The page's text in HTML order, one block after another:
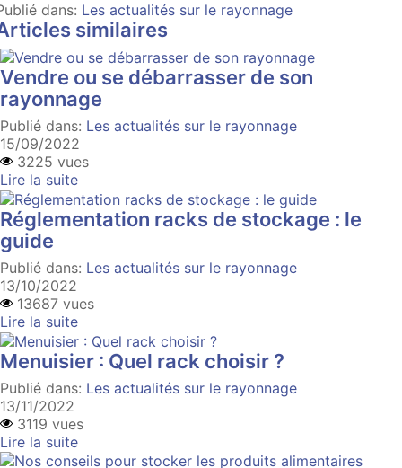
dans: Les actualités sur le rayonnage
similaires
Vendre ou se débarrasser de son
rayonnage
Publié dans: Les actualités sur le rayonnage
15/09/2022
3225 vues
Lire la suite
Réglementation racks de stockage : le
guide
Publié dans: Les actualités sur le rayonnage
13/10/2022
13687 vues
Lire la suite
Menuisier : Quel rack choisir ?
Publié dans: Les actualités sur le rayonnage
13/11/2022
3119 vues
Lire la suite